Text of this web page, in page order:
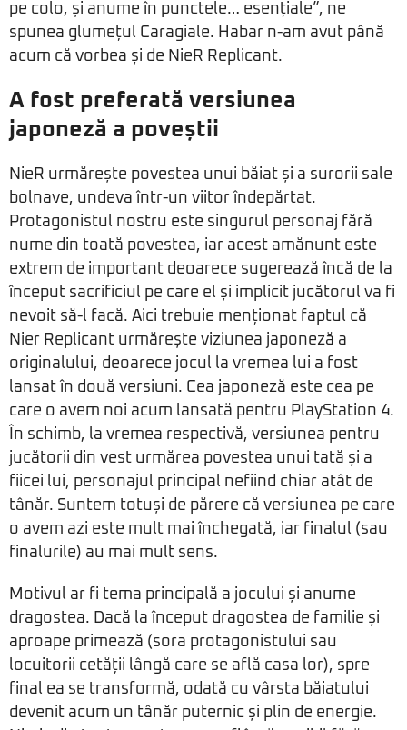
pe colo, și anume în punctele… esențiale”, ne
spunea glumețul Caragiale. Habar n-am avut până
acum că vorbea și de NieR Replicant.
A fost preferată versiunea
japoneză a poveștii
NieR urmărește povestea unui băiat și a surorii sale
bolnave, undeva într-un viitor îndepărtat.
Protagonistul nostru este singurul personaj fără
nume din toată povestea, iar acest amănunt este
extrem de important deoarece sugerează încă de la
început sacrificiul pe care el și implicit jucătorul va fi
nevoit să-l facă. Aici trebuie menționat faptul că
Nier Replicant urmărește viziunea japoneză a
originalului, deoarece jocul la vremea lui a fost
lansat în două versiuni. Cea japoneză este cea pe
care o avem noi acum lansată pentru PlayStation 4.
În schimb, la vremea respectivă, versiunea pentru
jucătorii din vest urmărea povestea unui tată și a
fiicei lui, personajul principal nefiind chiar atât de
tânăr. Suntem totuși de părere că versiunea pe care
o avem azi este mult mai închegată, iar finalul (sau
finalurile) au mai mult sens.
Motivul ar fi tema principală a jocului și anume
dragostea. Dacă la început dragostea de familie și
aproape primează (sora protagonistului sau
locuitorii cetății lângă care se află casa lor), spre
final ea se transformă, odată cu vârsta băiatului
devenit acum un tânăr puternic și plin de energie.